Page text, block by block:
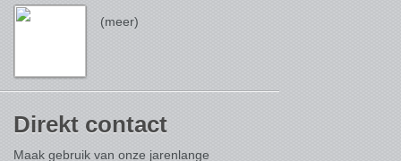
(meer)
Direkt contact
Maak gebruik van onze jarenlange